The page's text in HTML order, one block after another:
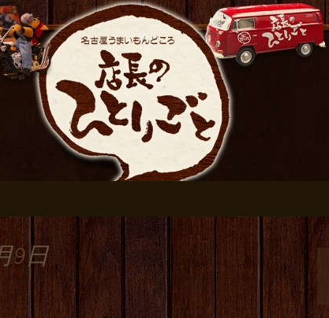
の居酒屋【店
めです
9日